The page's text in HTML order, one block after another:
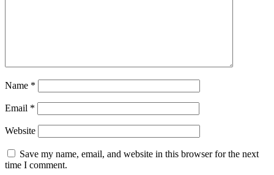
Name *
Email *
Website
Save my name, email, and website in this browser for the next
time I comment.